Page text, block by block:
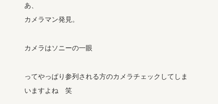
あ、
カメラマン発見。
カメラはソニーの一眼
ってやっぱり参列される方のカメラチェックしてしま
いますよね 笑